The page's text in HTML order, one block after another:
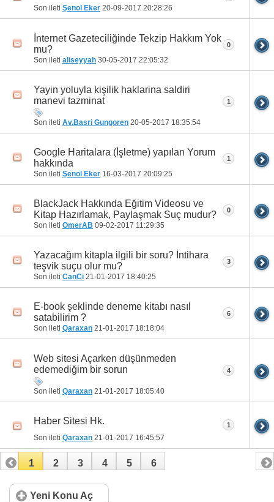
Son ileti Şenol Eker 20-09-2017 20:28:26
İnternet Gazeteciliğinde Tekzip Hakkım Yok
mu?
Son ileti aliseyyah 30-05-2017 22:05:32
0
Yayin yoluyla kişilik haklarina saldiri
manevi tazminat
Son ileti Av.Basri Gungoren 20-05-2017 18:35:54
1
Google Haritalara (İşletme) yapılan Yorum
hakkında
Son ileti Şenol Eker 16-03-2017 20:09:25
1
BlackJack Hakkında Eğitim Videosu ve
Kitap Hazırlamak, Paylaşmak Suç mudur?
Son ileti OmerAB 09-02-2017 11:29:35
0
Yazacağım kitapla ilgili bir soru? İntihara
teşvik suçu olur mu?
Son ileti CanCi 21-01-2017 18:40:25
3
E-book şeklinde deneme kitabı nasıl
satabilirim ?
Son ileti Qaraxan 21-01-2017 18:18:04
6
Web sitesi Açarken düşünmeden
edemediğim bir sorun
Son ileti Qaraxan 21-01-2017 18:05:40
4
Haber Sitesi Hk.
Son ileti Qaraxan 21-01-2017 16:45:57
1
1 2 3 4 5 6
Yeni Konu Aç